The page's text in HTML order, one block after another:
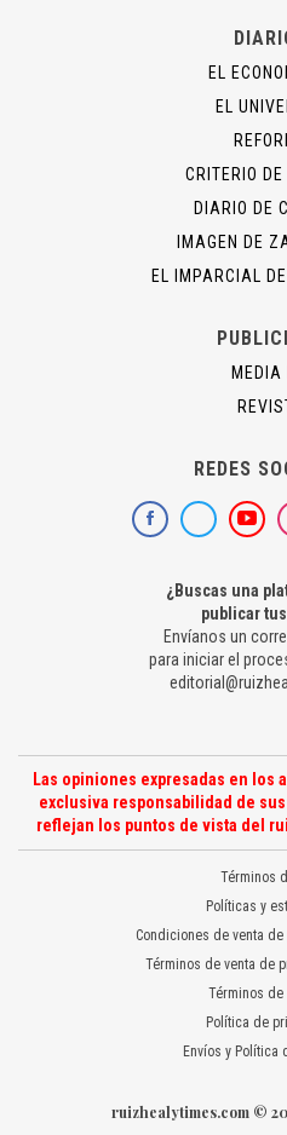
EL
EL
CRITERIO
DIARIO DE
IMAGEN DE
EL IMPARCIAL
MEDIA
REDES
¿Buscas una
publicar
Envíanos un
para iniciar el
Las opiniones expresadas en los
exclusiva responsabilidad de
reflejan los puntos de vista del
Términos
Políticas y
Condiciones de venta
Términos de venta de
Términos
Política de
Envíos y Política
ruizhealytimes.com ©